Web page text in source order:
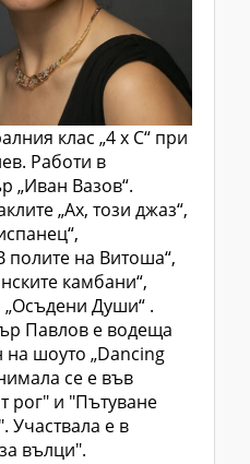
клас „4 х С“ при
Работи в
„Иван Вазов“.
„Ах, този джаз“,
полите на Витоша“,
камбани“,
Души“ .
Павлов е водеща
на шоуто „Dancing
се е във
рог" и "Пътуване
Участвала е в
вълци".